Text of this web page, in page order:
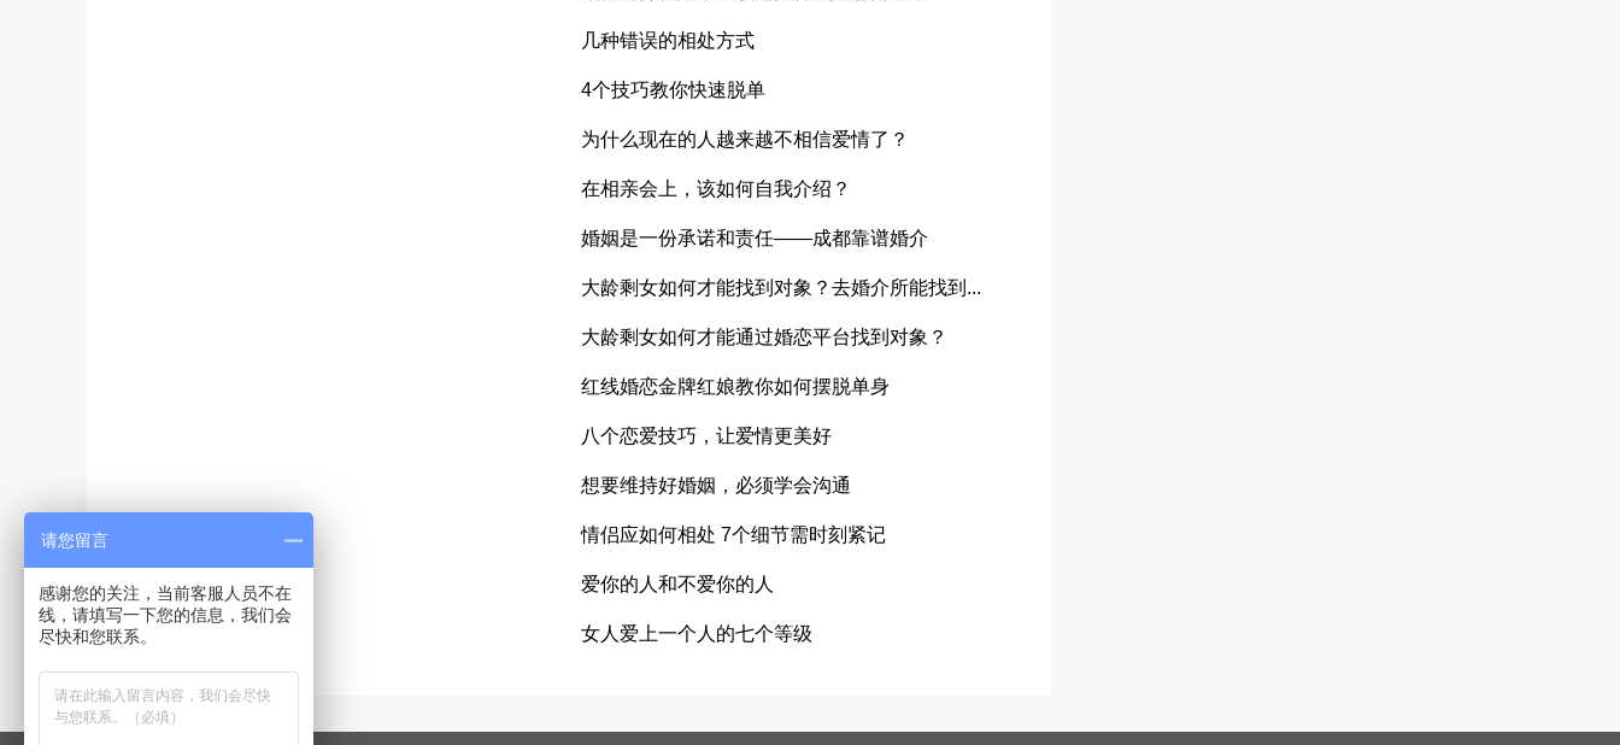
几种错误的相处方式
4个技巧教你快速脱单
为什么现在的人越来越不相信爱情了？
在相亲会上，该如何自我介绍？
婚姻是一份承诺和责任——成都靠谱婚介
大龄剩女如何才能找到对象？去婚介所能找到...
大龄剩女如何才能通过婚恋平台找到对象？
红线婚恋金牌红娘教你如何摆脱单身
八个恋爱技巧，让爱情更美好
想要维持好婚姻，必须学会沟通
情侣应如何相处 7个细节需时刻紧记
爱你的人和不爱你的人
女人爱上一个人的七个等级
请您留言
感谢您的关注，当前客服人员不在
线，请填写一下您的信息，我们会
尽快和您联系。